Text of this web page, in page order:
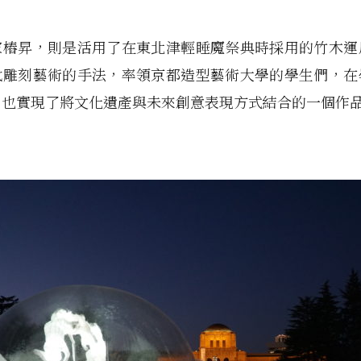
昇，則是活用了在東北津輕睡魔祭典時採用的竹木
刻藝術的手法，率領京都造型藝術大學的學生們，
實現了將文化遺產與未來創意表現方式結合的一個作